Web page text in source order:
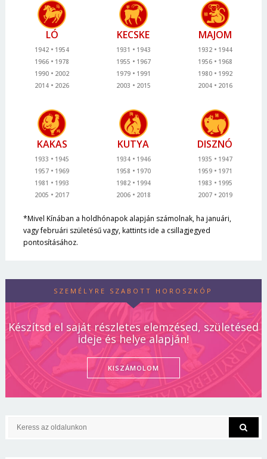
LÓ
1942
1954
1966
1978
1990
2002
2014
2026
KECSKE
1931
1943
1955
1967
1979
1991
2003
2015
MAJOM
1932
1944
1956
1968
1980
1992
2004
2016
KAKAS
1933
1945
1957
1969
1981
1993
2005
2017
KUTYA
1934
1946
1958
1970
1982
1994
2006
2018
DISZNÓ
1935
1947
1959
1971
1983
1995
2007
2019
*Mivel Kínában a holdhónapok alapján számolnak, ha januári,
vagy februári születésű vagy, kattints ide a csillagjegyed
pontosításához.
SZEMÉLYRE SZABOTT HOROSZKÓP
Készítsd el saját részletes elemzésed, születésed
ideje és helye alapján!
KISZÁMOLOM